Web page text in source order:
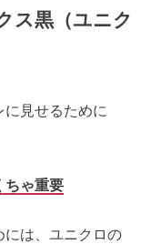
ス黒（ユニク
見せるために
ちゃ重要
には、ユニクロの